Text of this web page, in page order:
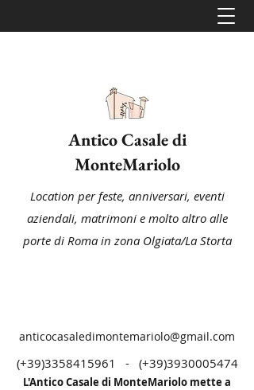
anticocasaledimontemariolo@gmail.com
(+39)3358415961 - (+39)3930005474
L'Antico Casale di MonteMariolo mette a
Antico Casale di
MonteMariolo
Location per feste, anniversari, eventi
aziendali, matrimoni e molto altro alle
porte di Roma in zona Olgiata/La Storta